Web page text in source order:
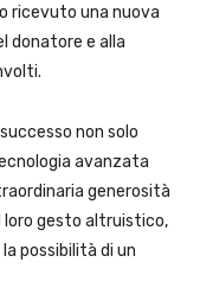
ricevuto una nuova
donatore e alla
non solo
avanzata
generosità
loro gesto altruistico,
possibilità di un